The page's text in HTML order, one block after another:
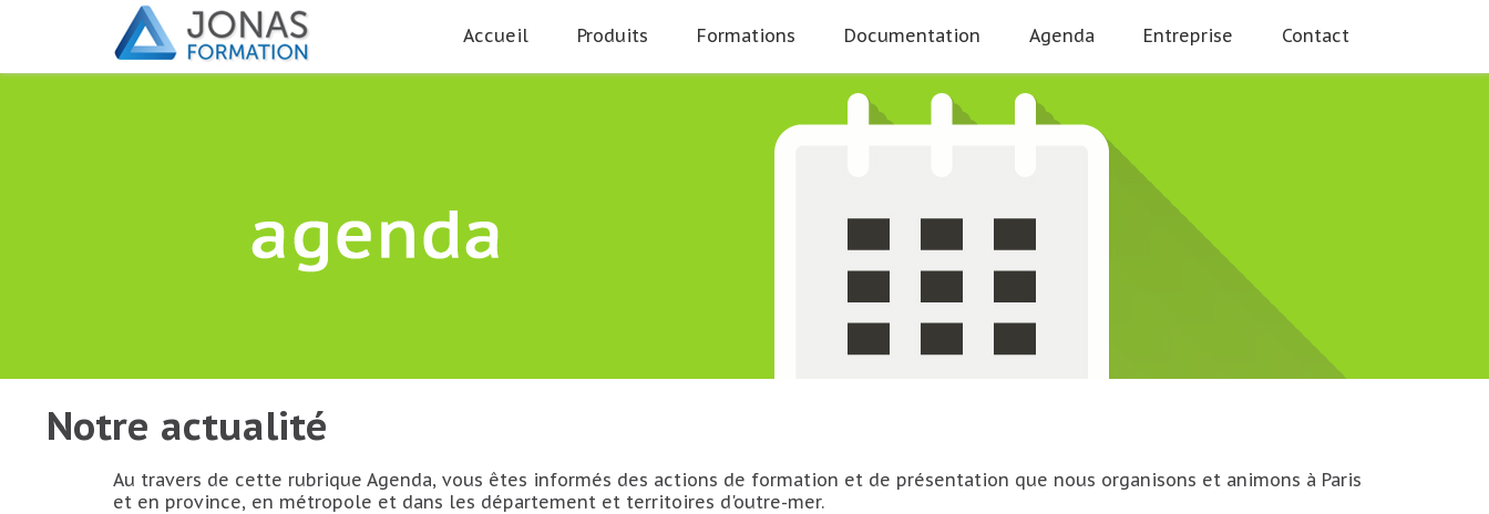
Accueil Produits Formations Documentation Agenda Entreprise Contact
Notre actualité
Au travers de cette rubrique Agenda, vous êtes informés des actions de formation et de présentation que nous organisons et animons à Paris
et en province, en métropole et dans les département et territoires d'outre-mer.